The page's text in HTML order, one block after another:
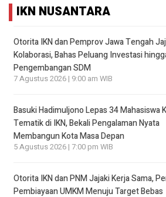
IKN NUSANTARA
Otorita IKN dan Pemprov Jawa Tengah
Kolaborasi, Bahas Peluang Investasi
Pengembangan SDM
7 Agustus 2026 | 9:00 am WIB
Basuki Hadimuljono Lepas 34 Mahasiswa
Tematik di IKN, Bekali Pengalaman Nyata
Membangun Kota Masa Depan
5 Agustus 2026 | 7:00 pm WIB
Otorita IKN dan PNM Jajaki Kerja Sama,
Pembiayaan UMKM Menuju Target Bebas